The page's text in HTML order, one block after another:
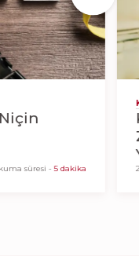
süresi -5 dakika